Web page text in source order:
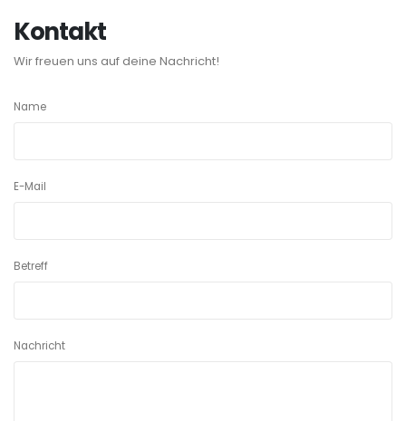
Kontakt
Wir freuen uns auf deine Nachricht!
Name
E-Mail
Betreff
Nachricht